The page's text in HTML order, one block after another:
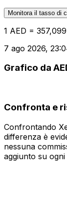
Monitora il tasso di
1 AED =
7 ago 2026,
Grafico da
Confronta e
Confrontando
differenza è
nessuna
aggiunto su